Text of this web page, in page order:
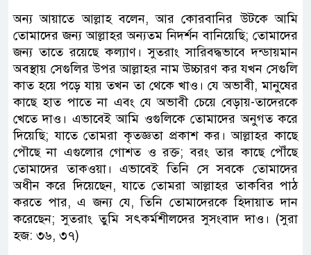
অন্য আয়াতে আল্লাহ বলেন, আর কোরবানির উটকে আমি
তোমাদের জন্য আল্লাহর অন্যতম নিদর্শন বানিয়েছি; তোমাদের
জন্য তাতে রয়েছে কল্যাণ। সুতরাং সারিবদ্ধভাবে দন্ডায়মান
অবস্থায় সেগুলির উপর আল্লাহর নাম উচ্চারণ কর যখন সেগুলি
কাত হয়ে পড়ে যায় তখন তা থেকে খাও। যে অভাবী, মানুষের
কাছে হাত পাতে না এবং যে অভাবী চেয়ে বেড়ায়-তাদেরকে
খেতে দাও। এভাবেই আমি ওগুলিকে তোমাদের অনুগত করে
দিয়েছি; যাতে তোমরা কৃতজ্ঞতা প্রকাশ কর। আল্লাহর কাছে
পৌছে না এগুলোর গোশত ও রক্ত; বরং তার কাছে পৌঁছে
তোমাদের তাকওয়া। এভাবেই তিনি সে সবকে তোমাদের
অধীন করে দিয়েছেন, যাতে তোমরা আল্লাহর তাকবির পাঠ
করতে পার, এ জন্য যে, তিনি তোমাদেরকে হিদায়াত দান
করেছেন; সুতরাং তুমি সৎকর্মশীলদের সুসংবাদ দাও। (সুরা
হজ: ৩৬, ৩৭)